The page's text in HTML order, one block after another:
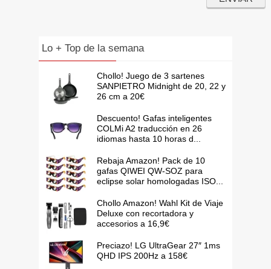
Lo + Top de la semana
Chollo! Juego de 3 sartenes
SANPIETRO Midnight de 20, 22 y
26 cm a 20€
Descuento! Gafas inteligentes
COLMi A2 traducción en 26
idiomas hasta 10 horas d...
Rebaja Amazon! Pack de 10
gafas QIWEI QW-SOZ para
eclipse solar homologadas ISO...
Chollo Amazon! Wahl Kit de Viaje
Deluxe con recortadora y
accesorios a 16,9€
Preciazo! LG UltraGear 27″ 1ms
QHD IPS 200Hz a 158€